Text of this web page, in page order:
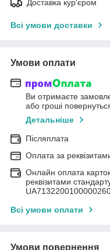
Доставка кур'єром
Всі умови доставки
Умови оплати
Ви отримаєте
або гроші
Детальніше
Післяплата
Оплата за
Онлайн оплата
реквізитами
Всі умови оплати
Умови повернення